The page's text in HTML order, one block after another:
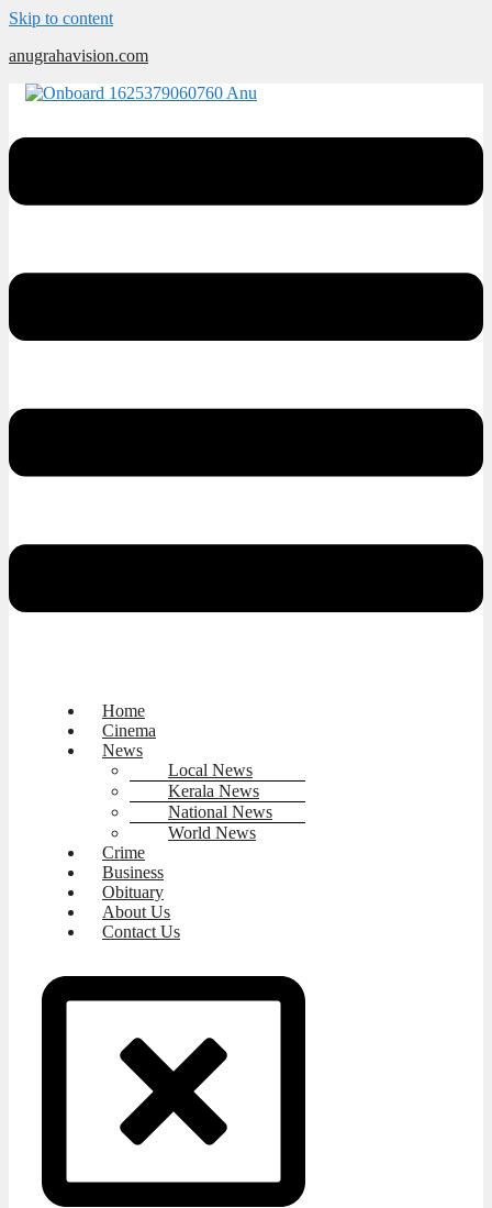
Skip to content
anugrahavision.com
Home
Cinema
News
Local News
Kerala News
National News
World News
Crime
Business
Obituary
About Us
Contact Us